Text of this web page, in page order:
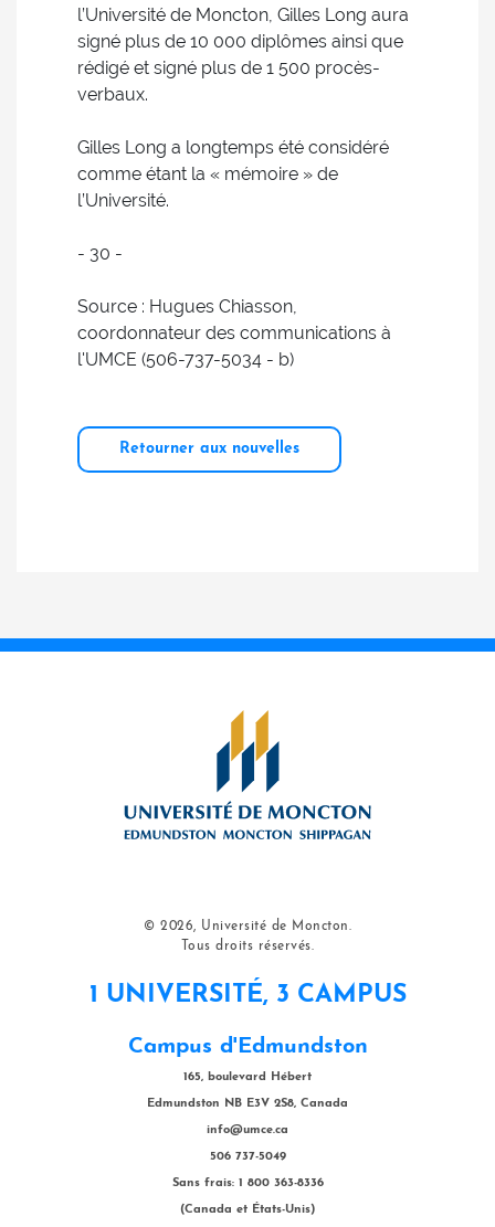
l’Université de Moncton, Gilles Long aura
signé plus de 10 000 diplômes ainsi que
rédigé et signé plus de 1 500 procès-
verbaux.
Gilles Long a longtemps été considéré
comme étant la « mémoire » de
l’Université.
- 30 -
Source : Hugues Chiasson,
coordonnateur des communications à
l'UMCE (506-737-5034 - b)
Retourner aux nouvelles
© 2026, Université de Moncton.
Tous droits réservés.
1 UNIVERSITÉ, 3 CAMPUS
Campus d'Edmundston
165, boulevard Hébert
Edmundston NB E3V 2S8, Canada
info@umce.ca
506 737-5049
Sans frais: 1 800 363-8336
(Canada et États-Unis)